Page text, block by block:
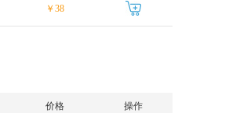
￥38
价格 操作